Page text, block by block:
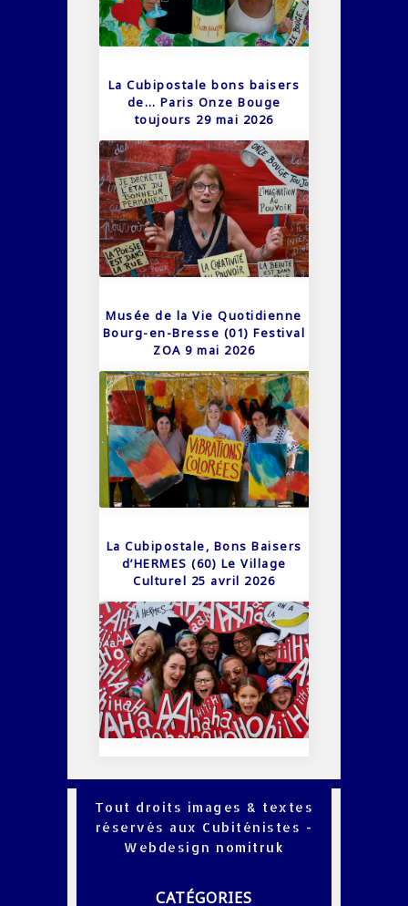
La Cubipostale bons baisers
de… Paris Onze Bouge
toujours 29 mai 2026
Musée de la Vie Quotidienne
Bourg-en-Bresse (01) Festival
ZOA 9 mai 2026
La Cubipostale, Bons Baisers
d’HERMES (60) Le Village
Culturel 25 avril 2026
Tout droits images & textes
réservés aux Cubiténistes -
Webdesign nomitruk
CATÉGORIES